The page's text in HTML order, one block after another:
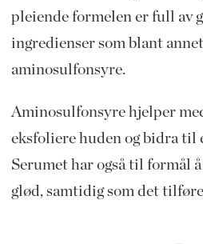
pleiende formelen er full av
ingredienser som blant
aminosulfonsyre.
Aminosulfonsyre hjelper
eksfoliere huden og bidra til
Serumet har også til formål
glød, samtidig som det